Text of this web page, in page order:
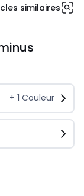
similaires
+ 1 Couleur